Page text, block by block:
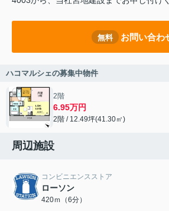
無料 お問い合わ
ハコマルシェの募集中物件
2階
6.95万円
2階 / 12.49坪(41.30㎡)
周辺施設
コンビニエンスストア
ローソン
420ｍ（6分）